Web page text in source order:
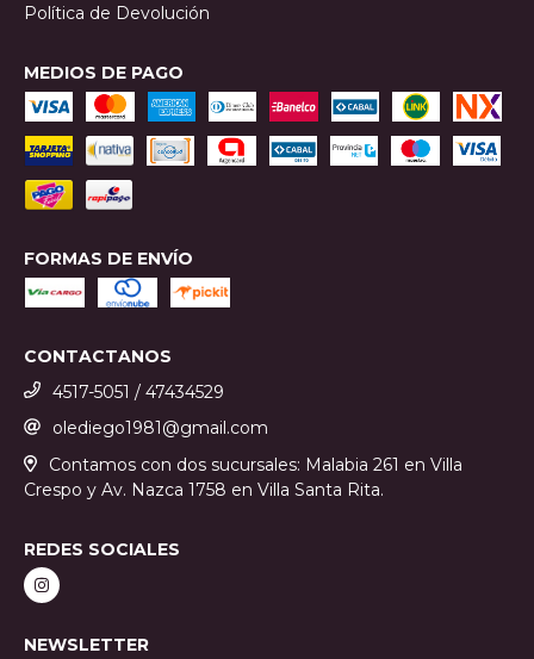
Política de Devolución
MEDIOS DE PAGO
FORMAS DE ENVÍO
CONTACTANOS
4517-5051 / 47434529
olediego1981@gmail.com
Contamos con dos sucursales: Malabia 261 en Villa
Crespo y Av. Nazca 1758 en Villa Santa Rita.
REDES SOCIALES
NEWSLETTER